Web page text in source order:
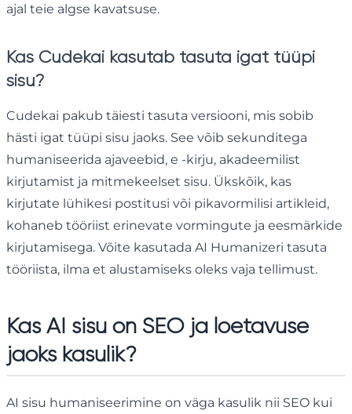
ajal teie algse kavatsuse.
Kas Cudekai kasutab tasuta igat tüüpi
sisu?
Cudekai pakub täiesti tasuta versiooni, mis sobib
hästi igat tüüpi sisu jaoks. See võib sekunditega
humaniseerida ajaveebid, e -kirju, akadeemilist
kirjutamist ja mitmekeelset sisu. Ükskõik, kas
kirjutate lühikesi postitusi või pikavormilisi artikleid,
kohaneb tööriist erinevate vormingute ja eesmärkide
kirjutamisega. Võite kasutada AI Humanizeri tasuta
tööriista, ilma et alustamiseks oleks vaja tellimust.
Kas AI sisu on SEO ja loetavuse
jaoks kasulik?
AI sisu humaniseerimine on väga kasulik nii SEO kui